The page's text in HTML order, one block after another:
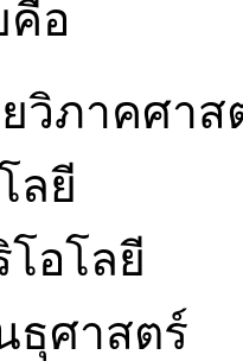
อ
วิภาคศา
ลยี
อโลยี
ธุศาสตร์